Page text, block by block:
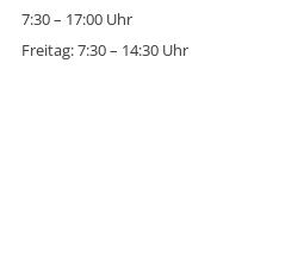
7:30 – 17:00 Uhr
Freitag: 7:30 – 14:30 Uhr